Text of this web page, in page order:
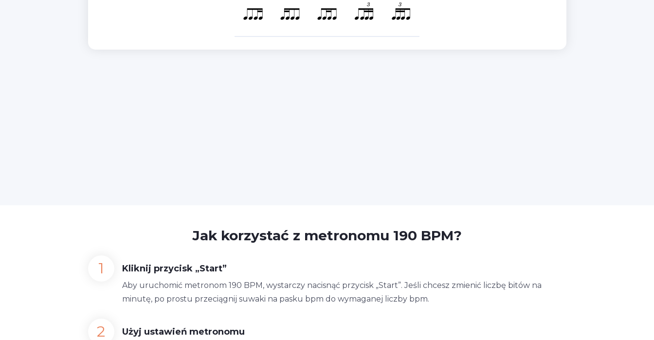
Jak korzystać z metronomu 190 BPM?
Kliknij przycisk „Start”
Aby uruchomić metronom 190 BPM, wystarczy nacisnąć przycisk „Start”. Jeśli chcesz zmienić liczbę bitów na
minutę, po prostu przeciągnij suwaki na pasku bpm do wymaganej liczby bpm.
Użyj ustawień metronomu